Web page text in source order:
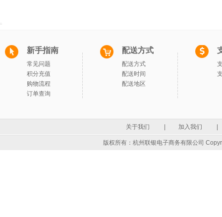
新手指南
常见问题
积分充值
购物流程
订单查询
配送方式
配送方式
配送时间
配送地区
关于我们 加入我们
版权所有：杭州联银电子商务有限公司